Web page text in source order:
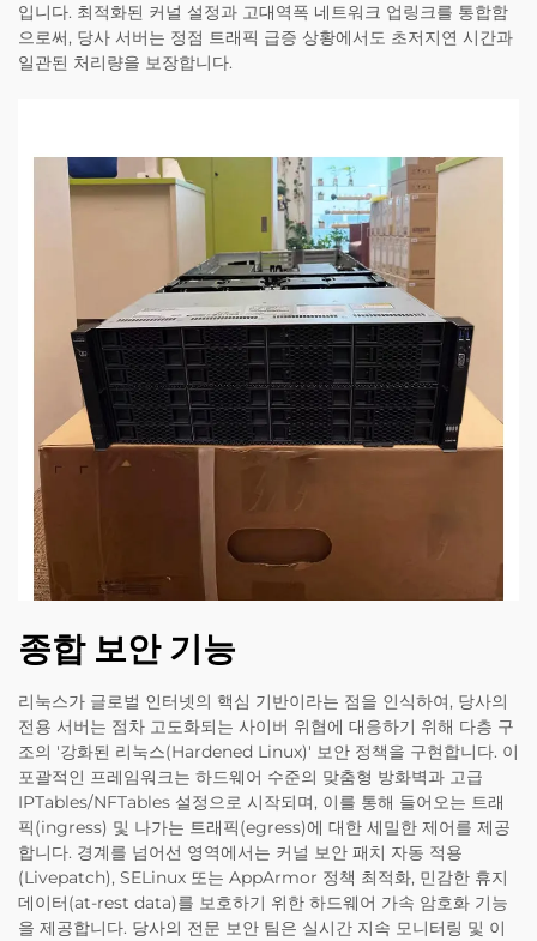
입니다. 최적화된 커널 설정과 고대역폭 네트워크 업링크를 통합함
으로써, 당사 서버는 정점 트래픽 급증 상황에서도 초저지연 시간과
일관된 처리량을 보장합니다.
종합 보안 기능
리눅스가 글로벌 인터넷의 핵심 기반이라는 점을 인식하여, 당사의
전용 서버는 점차 고도화되는 사이버 위협에 대응하기 위해 다층 구
조의 '강화된 리눅스(Hardened Linux)' 보안 정책을 구현합니다. 이
포괄적인 프레임워크는 하드웨어 수준의 맞춤형 방화벽과 고급
IPTables/NFTables 설정으로 시작되며, 이를 통해 들어오는 트래
픽(ingress) 및 나가는 트래픽(egress)에 대한 세밀한 제어를 제공
합니다. 경계를 넘어선 영역에서는 커널 보안 패치 자동 적용
(Livepatch), SELinux 또는 AppArmor 정책 최적화, 민감한 휴지
데이터(at-rest data)를 보호하기 위한 하드웨어 가속 암호화 기능
을 제공합니다. 당사의 전문 보안 팀은 실시간 지속 모니터링 및 이